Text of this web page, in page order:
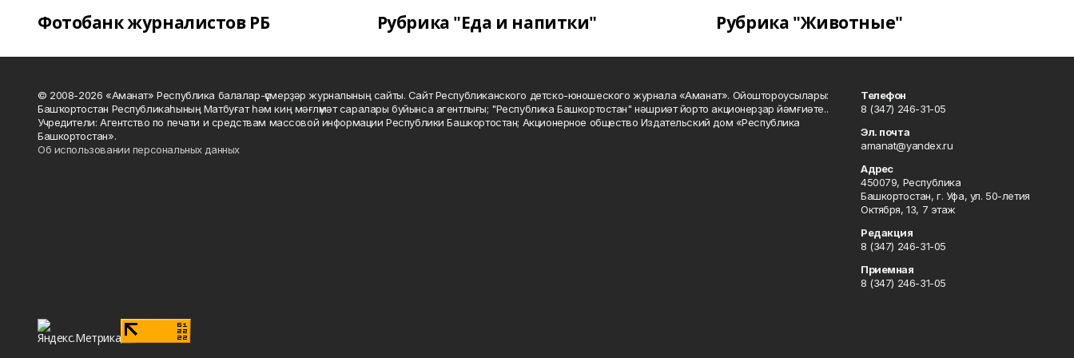
Фотобанк журналистов РБ Рубрика "Еда и напитки" Рубрика "Животные"
© 2008-2026 «Аманат» Республика балалар-үҫмерҙәр журналының сайты. Сайт Республиканского детско-юношеского журнала «Аманат». Ойоштороусылары:
Башҡортостан Республикаһының Матбуғат һәм киң мәғлүмәт саралары буйынса агентлығы; "Республика Башкортостан" нәшриәт йорто акционерҙар йәмғиәте..
Учредители: Агентство по печати и средствам массовой информации Республики Башкортостан; Акционерное общество Издательский дом «Республика
Башкортостан».
Об использовании персональных данных
Телефон
8 (347) 246-31-05
Эл. почта
amanat@yandex.ru
Адрес
450079, Республика
Башкортостан, г. Уфа, ул. 50-летия
Октября, 13, 7 этаж
Редакция
8 (347) 246-31-05
Приемная
8 (347) 246-31-05